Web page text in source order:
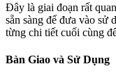
Đây là giai đoạn rất
sẵn sàng để đưa vào sử
từng chi tiết cuối cùng
Bàn Giao và Sử Dụng